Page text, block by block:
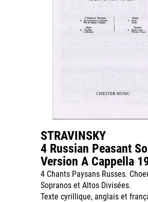
STRAVINSKY
4 Russian Peasant
Version A Cappella
4 Chants Paysans Russes.
Sopranos et Altos Divisées.
Texte cyrillique, anglais et